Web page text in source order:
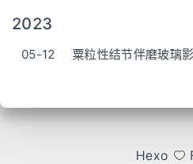
2023
05-12 粟粒性结节伴磨玻璃影
Hexo